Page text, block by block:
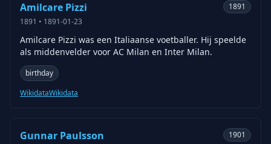
Amilcare Pizzi
1891 • 1891-01-23
1891
Amilcare Pizzi was een Italiaanse voetballer. Hij speelde
als middenvelder voor AC Milan en Inter Milan.
birthday
WikidataWikidata
Gunnar Paulsson 1901